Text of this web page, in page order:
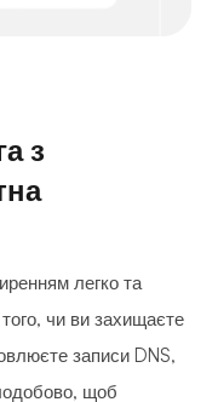
з
легко та
чи ви захищаєте
записи DNS,
щоб